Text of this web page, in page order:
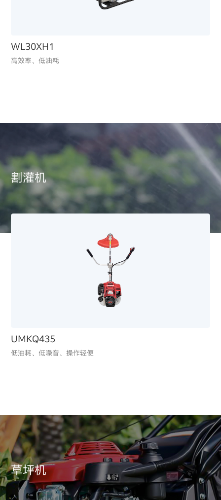
iGXV800
低油耗、低排放，适配园林及小型商业设备，节能环保
WL30XH1
高效率、低油耗
割灌机
割灌机
UMKQ435
低油耗、低噪音、操作轻便
草坪机
草坪机